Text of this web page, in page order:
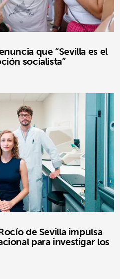
que “Sevilla es el
socialista”
de Sevilla impulsa
para investigar los